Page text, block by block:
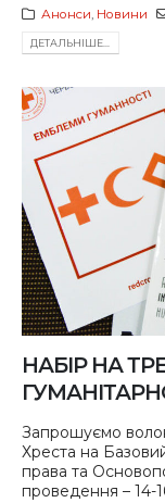
Анонси, Новини
ДЕТАЛЬНIШЕ...
НАБІР НА
Запрошуємо
Хреста на
права та
проведення – 14-